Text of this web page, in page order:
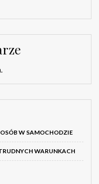
W SAMOCHODZIE
WARUNKACH